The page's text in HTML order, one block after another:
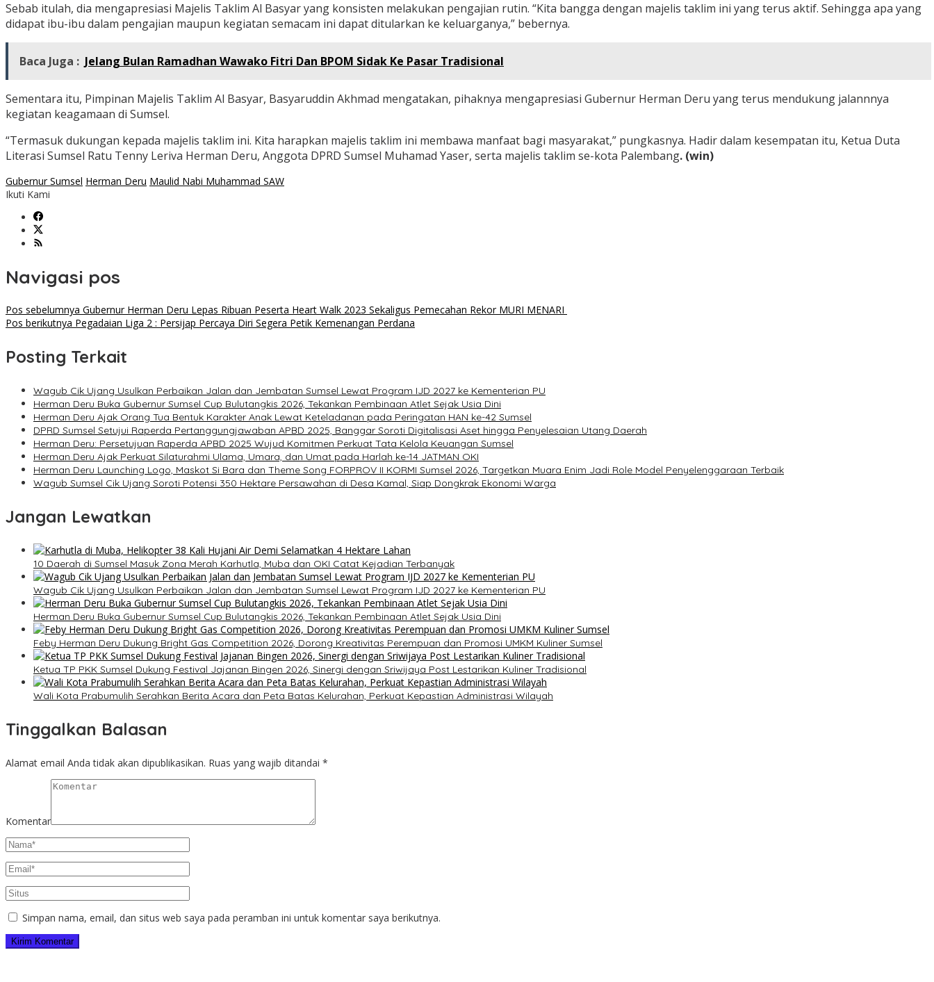
Sebab itulah, dia mengapresiasi Majelis Taklim Al Basyar yang konsisten melakukan pengajian rutin. “Kita bangga dengan majelis taklim ini yang terus aktif. Sehingga apa yang
didapat ibu-ibu dalam pengajian maupun kegiatan semacam ini dapat ditularkan ke keluarganya,” bebernya.
Baca Juga : Jelang Bulan Ramadhan Wawako Fitri Dan BPOM Sidak Ke Pasar Tradisional
Sementara itu, Pimpinan Majelis Taklim Al Basyar, Basyaruddin Akhmad mengatakan, pihaknya mengapresiasi Gubernur Herman Deru yang terus mendukung jalannnya
kegiatan keagamaan di Sumsel.
“Termasuk dukungan kepada majelis taklim ini. Kita harapkan majelis taklim ini membawa manfaat bagi masyarakat,” pungkasnya. Hadir dalam kesempatan itu, Ketua Duta
Literasi Sumsel Ratu Tenny Leriva Herman Deru, Anggota DPRD Sumsel Muhamad Yaser, serta majelis taklim se-kota Palembang. (win)
Gubernur Sumsel Herman Deru Maulid Nabi Muhammad SAW
Ikuti Kami
Navigasi pos
Pos sebelumnya Gubernur Herman Deru Lepas Ribuan Peserta Heart Walk 2023 Sekaligus Pemecahan Rekor MURI MENARI
Pos berikutnya Pegadaian Liga 2 : Persijap Percaya Diri Segera Petik Kemenangan Perdana
Posting Terkait
Wagub Cik Ujang Usulkan Perbaikan Jalan dan Jembatan Sumsel Lewat Program IJD 2027 ke Kementerian PU
Herman Deru Buka Gubernur Sumsel Cup Bulutangkis 2026, Tekankan Pembinaan Atlet Sejak Usia Dini
Herman Deru Ajak Orang Tua Bentuk Karakter Anak Lewat Keteladanan pada Peringatan HAN ke-42 Sumsel
DPRD Sumsel Setujui Raperda Pertanggungjawaban APBD 2025, Banggar Soroti Digitalisasi Aset hingga Penyelesaian Utang Daerah
Herman Deru: Persetujuan Raperda APBD 2025 Wujud Komitmen Perkuat Tata Kelola Keuangan Sumsel
Herman Deru Ajak Perkuat Silaturahmi Ulama, Umara, dan Umat pada Harlah ke-14 JATMAN OKI
Herman Deru Launching Logo, Maskot Si Bara dan Theme Song FORPROV II KORMI Sumsel 2026, Targetkan Muara Enim Jadi Role Model Penyelenggaraan Terbaik
Wagub Sumsel Cik Ujang Soroti Potensi 350 Hektare Persawahan di Desa Kamal, Siap Dongkrak Ekonomi Warga
Jangan Lewatkan
10 Daerah di Sumsel Masuk Zona Merah Karhutla, Muba dan OKI Catat Kejadian Terbanyak
Wagub Cik Ujang Usulkan Perbaikan Jalan dan Jembatan Sumsel Lewat Program IJD 2027 ke Kementerian PU
Herman Deru Buka Gubernur Sumsel Cup Bulutangkis 2026, Tekankan Pembinaan Atlet Sejak Usia Dini
Feby Herman Deru Dukung Bright Gas Competition 2026, Dorong Kreativitas Perempuan dan Promosi UMKM Kuliner Sumsel
Ketua TP PKK Sumsel Dukung Festival Jajanan Bingen 2026, Sinergi dengan Sriwijaya Post Lestarikan Kuliner Tradisional
Wali Kota Prabumulih Serahkan Berita Acara dan Peta Batas Kelurahan, Perkuat Kepastian Administrasi Wilayah
Tinggalkan Balasan
Alamat email Anda tidak akan dipublikasikan. Ruas yang wajib ditandai *
Komentar
Simpan nama, email, dan situs web saya pada peramban ini untuk komentar saya berikutnya.